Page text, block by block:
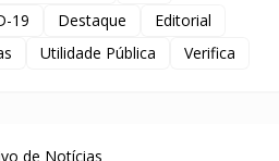
19
Destaque
Editorial
Utilidade Pública Verifica
de Notícias